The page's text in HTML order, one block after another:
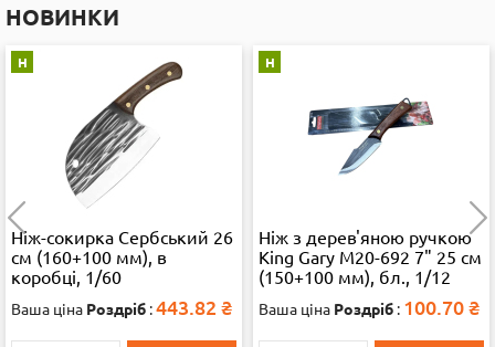
НОВИНКИ
Н
Ніж з дерев'яною ручкою
King Gary M20-692 7" 25 см
(150+100 мм), бл., 1/12
Ваша ціна Роздріб :100.70 ₴
Н
Ніж з дерев'яною ручкою
King Gary M20-693 6" 21 см
(110+100 мм), бл., 1/12
Ваша ціна Роздріб : 95.11₴